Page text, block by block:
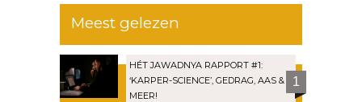
Meest gelezen
HÉT JAWADNYA RAPPORT #1:
‘KARPER-SCIENCE’, GEDRAG, AAS &
MEER!
1